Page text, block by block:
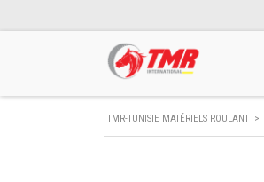
TMR-TUNISIE MATÉRIELS ROULANT >